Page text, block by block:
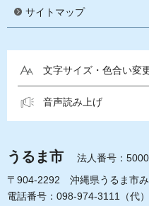
サイトマップ
文字サイズ・色合い変
音声読み上げ
うるま市
法人番号：
〒904-2292 沖縄県うるま市
電話番号：098-974-3111（代）